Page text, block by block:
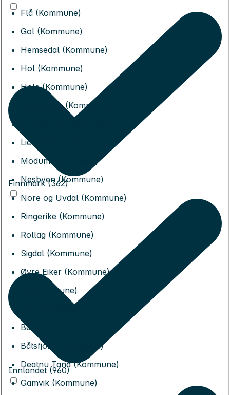
Flå (Kommune)
Gol (Kommune)
Hemsedal (Kommune)
Hol (Kommune)
Hole (Kommune)
Kongsberg (Kommune)
Lier (Kommune)
Modum (Kommune)
Nesbyen (Kommune)
Nore og Uvdal (Kommune)
Ringerike (Kommune)
Rollag (Kommune)
Sigdal (Kommune)
Øvre Eiker (Kommune)
Ål (Kommune)
Berlevåg (Kommune)
Båtsfjord (Kommune)
Deatnu Tana (Kommune)
Gamvik (Kommune)
Finnmark (362)
Innlandet (960)